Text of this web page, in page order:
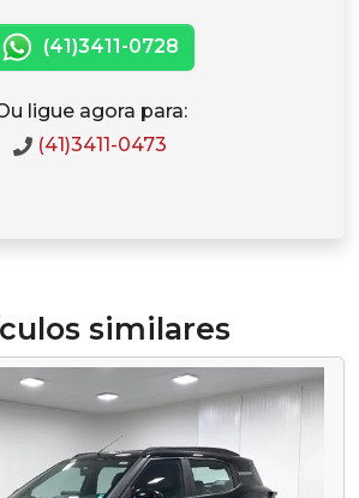
(41)3411-0728
ligue agora para:
(41)3411-0473
similares